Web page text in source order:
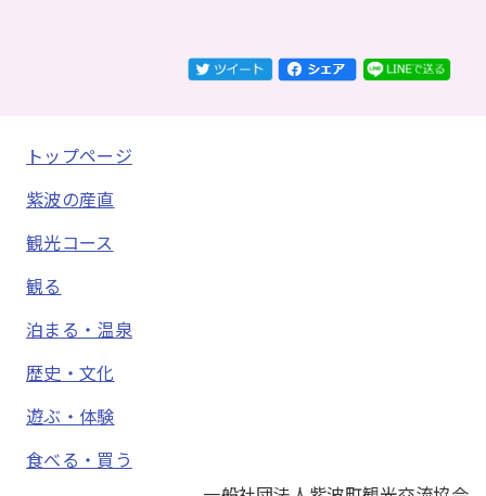
トップページ
紫波の産直
観光コース
観る
泊まる・温泉
歴史・文化
遊ぶ・体験
食べる・買う